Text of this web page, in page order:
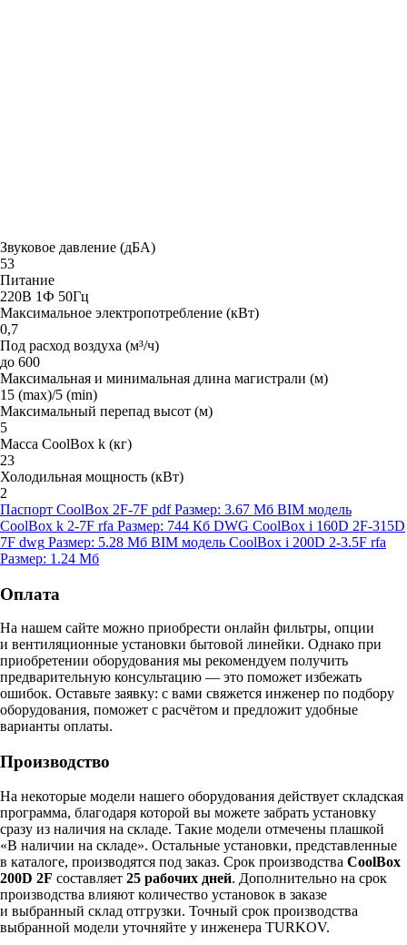
Звуковое давление (дБА)
53
Питание
220В 1Ф 50Гц
Максимальное электропотребление (кВт)
0,7
Под расход воздуха (м³/ч)
до 600
Максимальная и минимальная длина магистрали (м)
15 (max)/5 (min)
Максимальный перепад высот (м)
5
Масса CoolBox k (кг)
23
Холодильная мощность (кВт)
2
Паспорт CoolBox 2F-7F pdf Размер: 3.67 Мб BIM модель
CoolBox k 2-7F rfa Размер: 744 Кб DWG CoolBox i 160D 2F-315D
7F dwg Размер: 5.28 Мб BIM модель CoolBox i 200D 2-3.5F rfa
Размер: 1.24 Мб
Оплата
На нашем сайте можно приобрести онлайн фильтры, опции
и вентиляционные установки бытовой линейки. Однако при
приобретении оборудования мы рекомендуем получить
предварительную консультацию — это поможет избежать
ошибок. Оставьте заявку: с вами свяжется инженер по подбору
оборудования, поможет с расчётом и предложит удобные
варианты оплаты.
Производство
На некоторые модели нашего оборудования действует складская
программа, благодаря которой вы можете забрать установку
сразу из наличия на складе. Такие модели отмечены плашкой
«В наличии на складе». Остальные установки, представленные
в каталоге, производятся под заказ. Срок производства CoolBox
200D 2F составляет 25 рабочих дней. Дополнительно на срок
производства влияют количество установок в заказе
и выбранный склад отгрузки. Точный срок производства
выбранной модели уточняйте у инженера TURKOV.